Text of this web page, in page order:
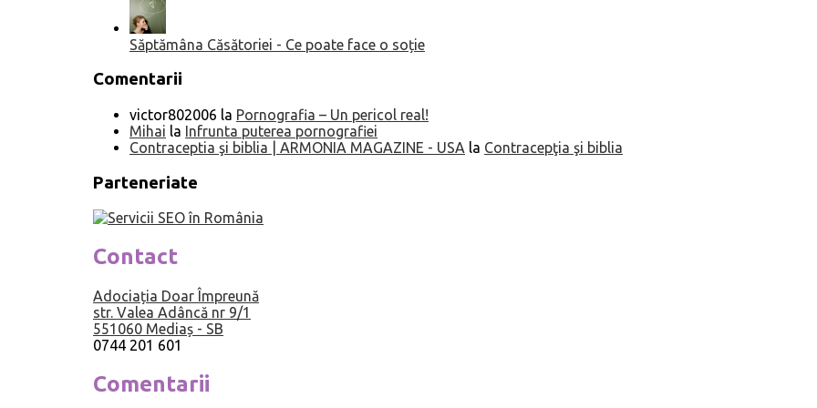
Săptămâna Căsătoriei - Ce poate face o soție
Comentarii
victor802006 la Pornografia – Un pericol real!
Mihai la Infrunta puterea pornografiei
Contraceptia şi biblia | ARMONIA MAGAZINE - USA la Contracepţia şi biblia
Parteneriate
Contact
Adociația Doar Împreună
str. Valea Adâncă nr 9/1
551060 Mediaș - SB
0744 201 601
Comentarii